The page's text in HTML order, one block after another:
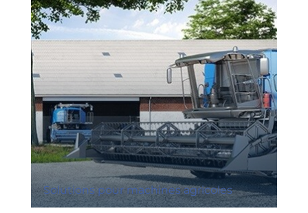
Solutions pour machines agricoles